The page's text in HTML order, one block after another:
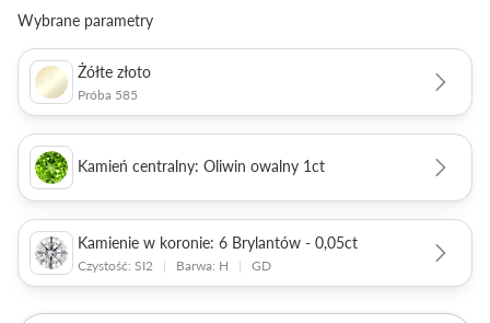
Wybrane parametry
Żółte złoto
Próba 585
Kamień centralny: Oliwin owalny 1ct
Kamienie w koronie: 6 Brylantów - 0,05ct
Czystość: SI2 | Barwa: H | GD